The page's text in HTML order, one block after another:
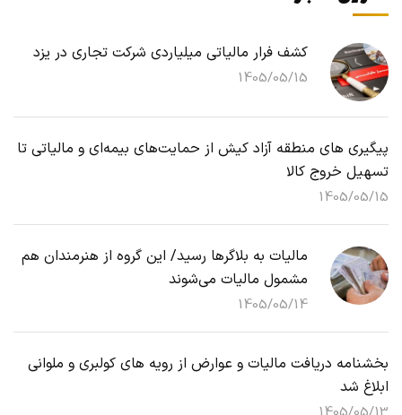
کشف فرار مالیاتی میلیاردی شرکت تجاری در یزد
1405/05/15
پیگیری های منطقه آزاد کیش از حمایت‌های بیمه‌ای و مالیاتی تا
تسهیل خروج کالا
1405/05/15
مالیات به بلاگرها رسید/ این گروه از هنرمندان هم
مشمول مالیات می‌شوند
1405/05/14
بخشنامه دریافت مالیات و عوارض از رویه های کولبری و ملوانی
ابلاغ شد